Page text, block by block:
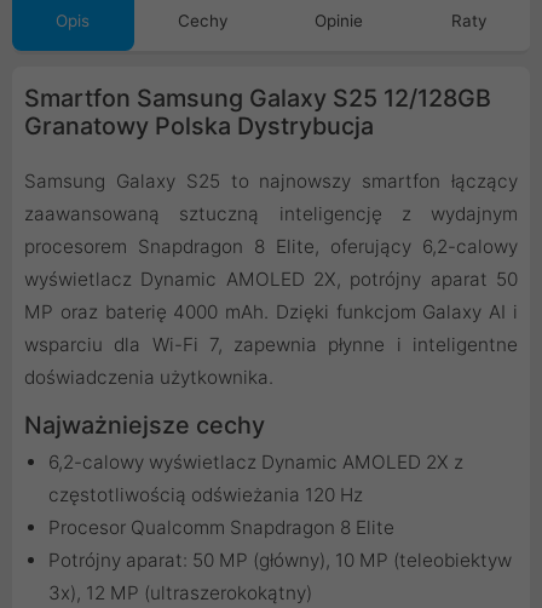
Opis Cechy Opinie Raty
Smartfon Samsung Galaxy S25 12/128GB
Granatowy Polska Dystrybucja
Samsung Galaxy S25 to najnowszy smartfon łączący
zaawansowaną sztuczną inteligencję z wydajnym
procesorem Snapdragon 8 Elite, oferujący 6,2-calowy
wyświetlacz Dynamic AMOLED 2X, potrójny aparat 50
MP oraz baterię 4000 mAh. Dzięki funkcjom Galaxy AI i
wsparciu dla Wi-Fi 7, zapewnia płynne i inteligentne
doświadczenia użytkownika.
Najważniejsze cechy
6,2-calowy wyświetlacz Dynamic AMOLED 2X z
częstotliwością odświeżania 120 Hz
Procesor Qualcomm Snapdragon 8 Elite
Potrójny aparat: 50 MP (główny), 10 MP (teleobiektyw
3x), 12 MP (ultraszerokokątny)